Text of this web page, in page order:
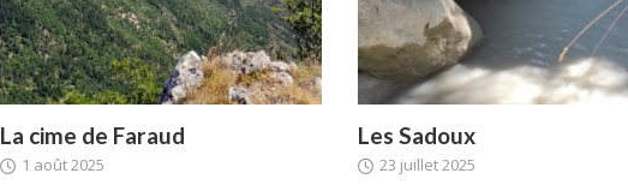
La cime de Faraud
1 août 2025
Les Sadoux
23 juillet 2025